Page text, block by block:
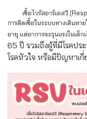
เชื้อไวรัสอาร์เอสวี
การติดเชื้อในระบบทางเดินห
อายุ แต่อาการจะรุนแรงในเด็
65 ปี รวมถึงผู้ที่มีโรคประ
โรคหัวใจ หรือมีปัญหาเ